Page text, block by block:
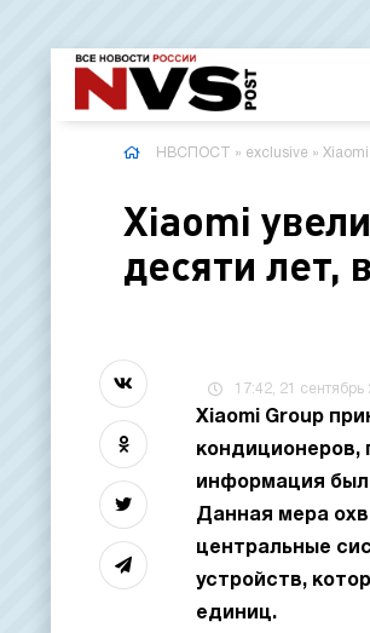
НВСПОСТ » exclusive »
Xiaomi
десяти лет,
17:42, 21 сентябрь
Xiaomi Group
информация
Данная мера
центральные
устройств,
единиц.